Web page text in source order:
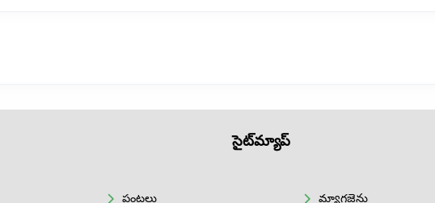
సైట్‌మ్యాప్
పంటలు మ్యాగజైన్లు